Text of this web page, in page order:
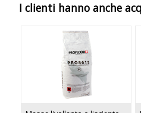
I clienti hanno anche